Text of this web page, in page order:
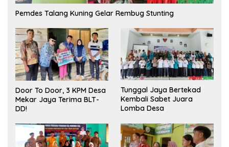
Pemdes Talang Kuning Gelar Rembug Stunting
Door To Door, 3 KPM Desa
Mekar Jaya Terima BLT-
DD!
Tunggal Jaya Bertekad
Kembali Sabet Juara
Lomba Desa